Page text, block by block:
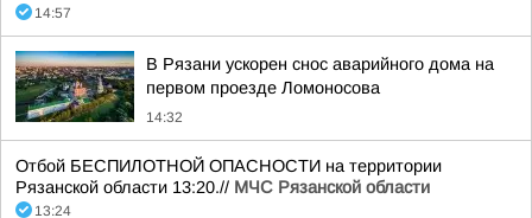
14:57
В Рязани ускорен снос аварийного дома на
первом проезде Ломоносова
14:32
Отбой БЕСПИЛОТНОЙ ОПАСНОСТИ на территории
Рязанской области 13:20.// МЧС Рязанской области
13:24